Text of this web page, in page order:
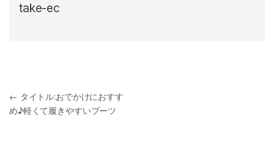
take-ec
投
稿
← タイトル:おでかけにおすす
め♪軽くて履きやすいブーツ